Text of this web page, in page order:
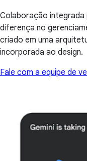
Colaboração
diferença no
criado em uma
incorporada ao design.
Fale com a equipe de